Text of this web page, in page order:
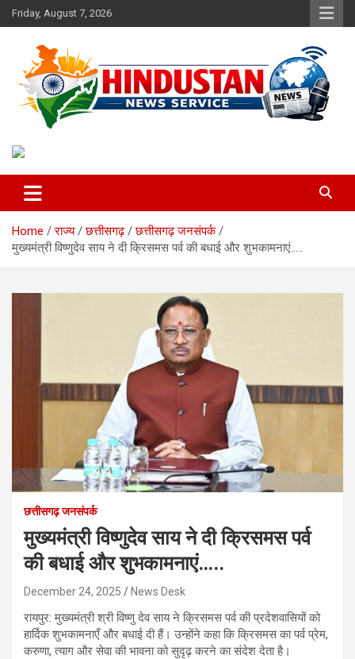
Skip
to
Friday, August 7, 2026
Hindustan News Service
Home राज्य छत्तीसगढ़
छत्तीसगढ़ जनसंपर्क
मुख्यमंत्री विष्णुदेव साय ने दी क्रिसमस पर्व की बधाई और शुभकामनाएं…..
छत्तीसगढ़ जनसंपर्क
मुख्यमंत्री विष्णुदेव साय ने दी क्रिसमस पर्व
की बधाई और शुभकामनाएं…..
December 24, 2025 News Desk
रायपुर: मुख्यमंत्री श्री विष्णु देव साय ने क्रिसमस पर्व की प्रदेशवासियों को
हार्दिक शुभकामनाएँ और बधाई दी हैं। उन्होंने कहा कि क्रिसमस का पर्व प्रेम,
करुणा, त्याग और सेवा की भावना को सुदृढ़ करने का संदेश देता है।